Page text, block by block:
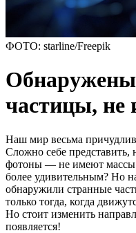
ФОТО: starline/Freepik
частицы,
Наш мир весьма
Сложно себе
фотоны — не имеют
более удивительным? Но
обнаружили странные
только тогда, когда
Но стоит изменить
появляется!